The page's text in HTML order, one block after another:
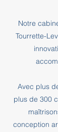
Notre
Tourrette-
Avec plus
plus de 300
conception